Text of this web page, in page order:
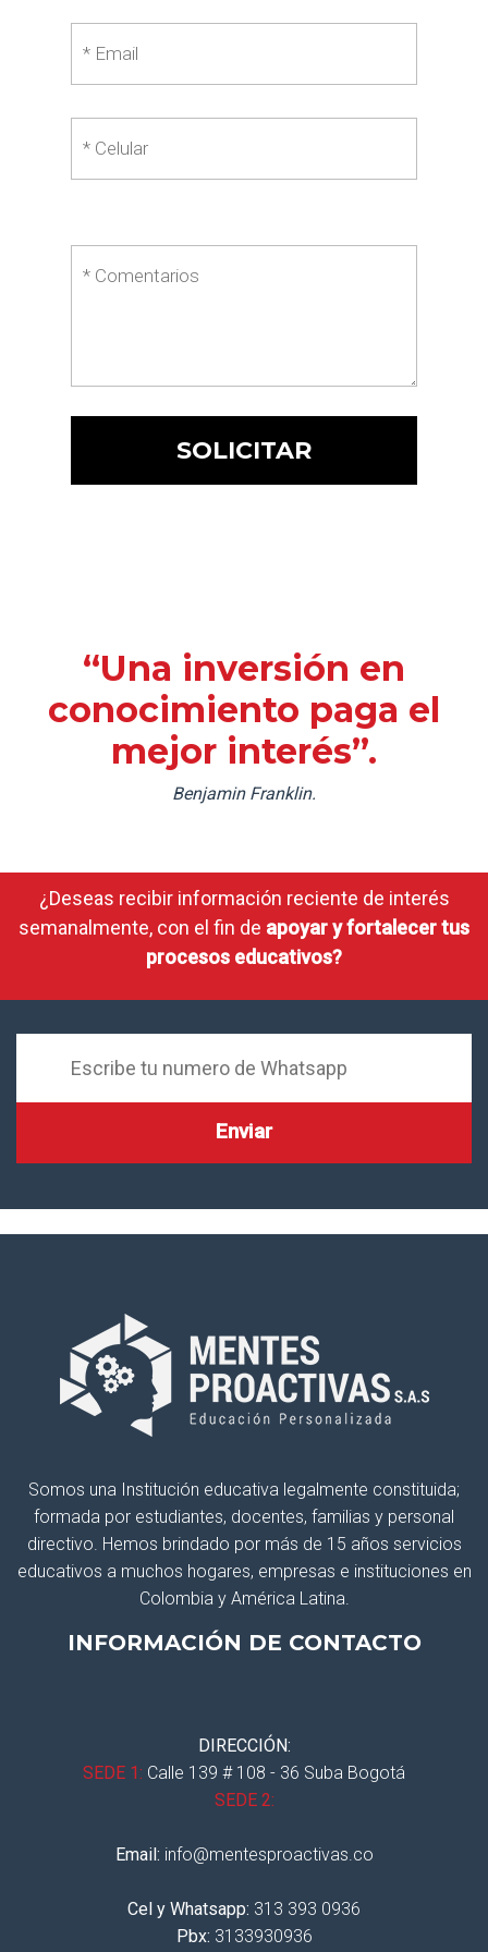
“Una inversión en
conocimiento paga el
mejor interés”.
Benjamin Franklin.
¿Deseas recibir información reciente de interés
semanalmente, con el fin de apoyar y fortalecer tus
procesos educativos?
Somos una Institución educativa legalmente constituida;
formada por estudiantes, docentes, familias y personal
directivo. Hemos brindado por más de 15 años servicios
educativos a muchos hogares, empresas e instituciones en
Colombia y América Latina.
INFORMACIÓN DE CONTACTO
DIRECCIÓN:
SEDE 1: Calle 139 # 108 - 36 Suba Bogotá
SEDE 2:
Email: info@mentesproactivas.co
Cel y Whatsapp: 313 393 0936
Pbx: 3133930936